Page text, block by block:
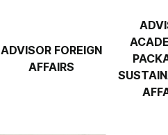
ADVISOR FOREIGN
AFFAIRS